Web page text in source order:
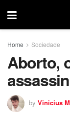
Home Sociedade
Aborto,
by Vinicius